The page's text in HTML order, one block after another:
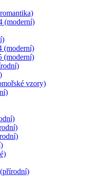
(moderní)
(moderní)
(moderní)
vzory)